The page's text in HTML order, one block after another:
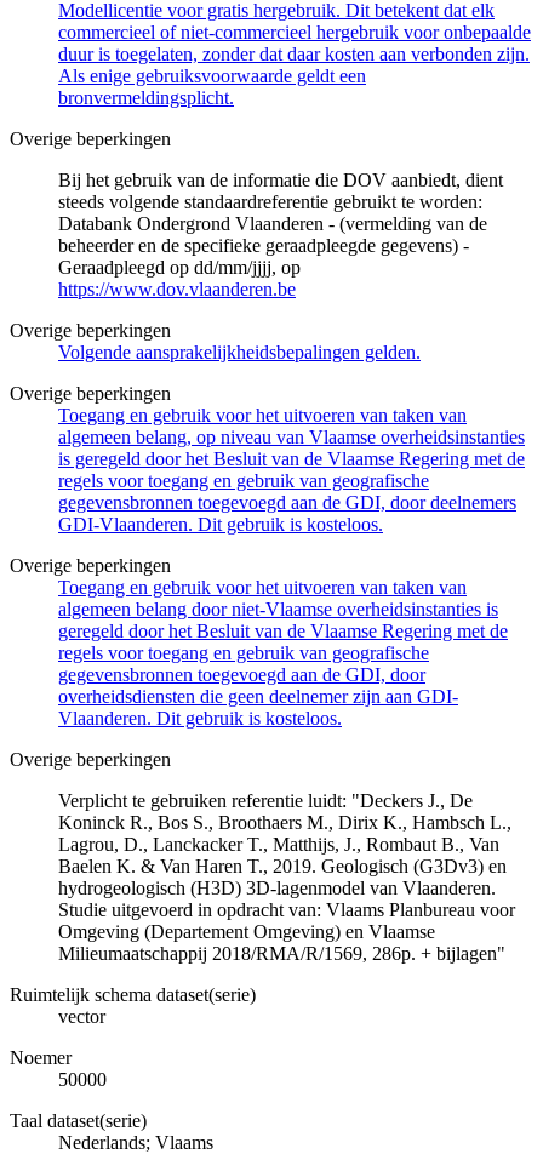
Modellicentie voor gratis hergebruik. Dit betekent dat elk
commercieel of niet-commercieel hergebruik voor onbepaalde
duur is toegelaten, zonder dat daar kosten aan verbonden zijn.
Als enige gebruiksvoorwaarde geldt een
bronvermeldingsplicht.
Overige beperkingen
Bij het gebruik van de informatie die DOV aanbiedt, dient
steeds volgende standaardreferentie gebruikt te worden:
Databank Ondergrond Vlaanderen - (vermelding van de
beheerder en de specifieke geraadpleegde gegevens) -
Geraadpleegd op dd/mm/jjjj, op
https://www.dov.vlaanderen.be
Overige beperkingen
Volgende aansprakelijkheidsbepalingen gelden.
Overige beperkingen
Toegang en gebruik voor het uitvoeren van taken van
algemeen belang, op niveau van Vlaamse overheidsinstanties
is geregeld door het Besluit van de Vlaamse Regering met de
regels voor toegang en gebruik van geografische
gegevensbronnen toegevoegd aan de GDI, door deelnemers
GDI-Vlaanderen. Dit gebruik is kosteloos.
Overige beperkingen
Toegang en gebruik voor het uitvoeren van taken van
algemeen belang door niet-Vlaamse overheidsinstanties is
geregeld door het Besluit van de Vlaamse Regering met de
regels voor toegang en gebruik van geografische
gegevensbronnen toegevoegd aan de GDI, door
overheidsdiensten die geen deelnemer zijn aan GDI-
Vlaanderen. Dit gebruik is kosteloos.
Overige beperkingen
Verplicht te gebruiken referentie luidt: "Deckers J., De
Koninck R., Bos S., Broothaers M., Dirix K., Hambsch L.,
Lagrou, D., Lanckacker T., Matthijs, J., Rombaut B., Van
Baelen K. & Van Haren T., 2019. Geologisch (G3Dv3) en
hydrogeologisch (H3D) 3D-lagenmodel van Vlaanderen.
Studie uitgevoerd in opdracht van: Vlaams Planbureau voor
Omgeving (Departement Omgeving) en Vlaamse
Milieumaatschappij 2018/RMA/R/1569, 286p. + bijlagen"
Ruimtelijk schema dataset(serie)
vector
Noemer
50000
Taal dataset(serie)
Nederlands; Vlaams